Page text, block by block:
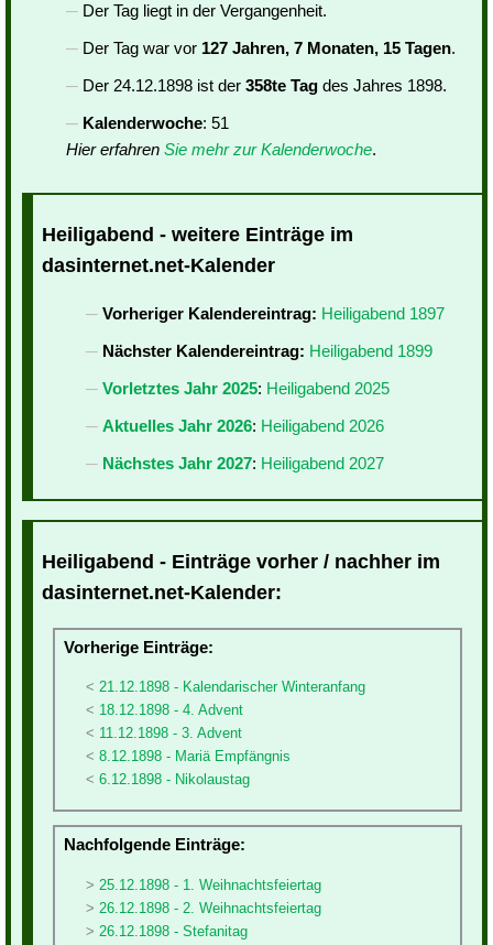
Der Tag liegt in der Vergangenheit.
Der Tag war vor 127 Jahren, 7 Monaten, 15 Tagen.
Der 24.12.1898 ist der 358te Tag des Jahres 1898.
Kalenderwoche: 51
Hier erfahren Sie mehr zur Kalenderwoche.
Heiligabend - weitere Einträge im
dasinternet.net-Kalender
Vorheriger Kalendereintrag: Heiligabend 1897
Nächster Kalendereintrag: Heiligabend 1899
Vorletztes Jahr 2025: Heiligabend 2025
Aktuelles Jahr 2026: Heiligabend 2026
Nächstes Jahr 2027: Heiligabend 2027
Heiligabend - Einträge vorher / nachher im
dasinternet.net-Kalender:
Vorherige Einträge:
21.12.1898 - Kalendarischer Winteranfang
18.12.1898 - 4. Advent
11.12.1898 - 3. Advent
8.12.1898 - Mariä Empfängnis
6.12.1898 - Nikolaustag
Nachfolgende Einträge:
25.12.1898 - 1. Weihnachtsfeiertag
26.12.1898 - 2. Weihnachtsfeiertag
26.12.1898 - Stefanitag